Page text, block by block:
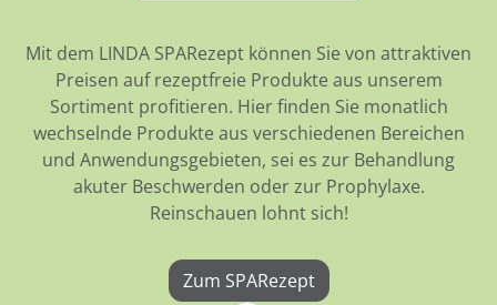
Mit dem LINDA SPARezept können Sie von attraktiven
Preisen auf rezeptfreie Produkte aus unserem
Sortiment profitieren. Hier finden Sie monatlich
wechselnde Produkte aus verschiedenen Bereichen
und Anwendungsgebieten, sei es zur Behandlung
akuter Beschwerden oder zur Prophylaxe.
Reinschauen lohnt sich!
Zum SPARezept